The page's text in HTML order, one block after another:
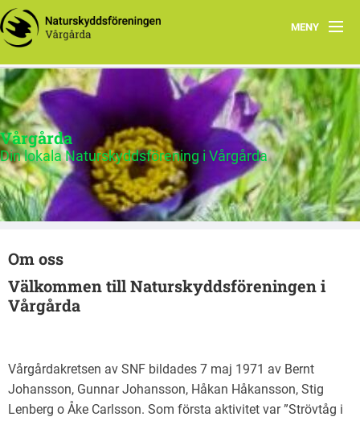
MENY
Hem
Program 2026
Om oss
Kontakt
Vårgårda
Vårgårda
Din lokala Naturskyddsförening i Vårgårda
Om oss
Välkommen till Naturskyddsföreningen i
Vårgårda
Vårgårdakretsen av SNF bildades 7 maj 1971 av Bernt
Johansson, Gunnar Johansson, Håkan Håkansson, Stig
Lenberg o Åke Carlsson. Som första aktivitet var ”Strövtåg i